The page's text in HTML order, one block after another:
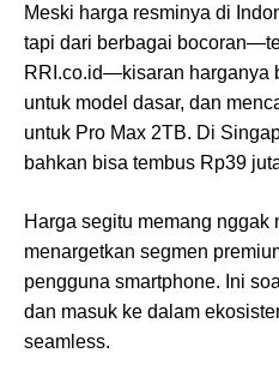
Meski harga resminya di
tapi dari berbagai
RRI.co.id—kisaran harganya
untuk model dasar, dan
untuk Pro Max 2TB. Di
bahkan bisa tembus Rp39
Harga segitu memang nggak
menargetkan segmen
pengguna smartphone. Ini
dan masuk ke dalam
seamless.